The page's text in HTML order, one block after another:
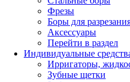
Фрезы
Боры для
Аксессуары
Перейти в раздел
Индивидуальные
Ирригаторы,
Зубные щетки